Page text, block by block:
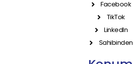
Facebook
TikTok
LinkedIn
Sahibinden